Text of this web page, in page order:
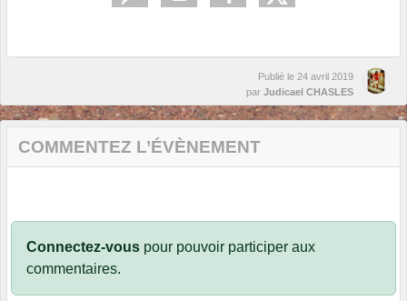
Publié le 24 avril 2019
par Judicael CHASLES
COMMENTEZ L’ÉVÈNEMENT
Connectez-vous pour pouvoir participer aux
commentaires.